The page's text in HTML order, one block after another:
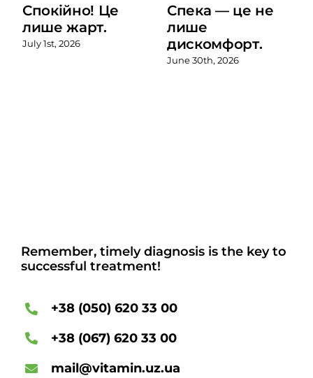
Спокійно! Це
лише жарт.
July 1st, 2026
Спека — це не
лише
дискомфорт.
June 30th, 2026
Remember, timely diagnosis is the key to
successful treatment!
+38 (050) 620 33 00
+38 (067) 620 33 00
mail@vitamin.uz.ua